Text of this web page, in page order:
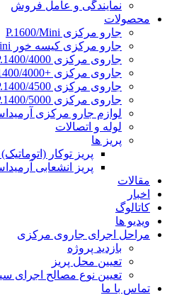
نمایندگی و عامل فروش
محصولات
جارو مرکزی P.1600/Mini
جارو مرکزی کیسه خور P.1600/Mini
جاروی مرکزی ۲P.1400/4000
جاروی مرکزی +۲P.1400/4000
جاروی مرکزی ۳P.1400/4500
جاروی مرکزی ۴P.1400/5000
لوازم جارو مرکزی
لوله و اتصالات
پریز ها
پریز توکار
پریز انشعابی
مقالات
اخبار
کاتالوگ
ویدیو ها
مراحل اجرای جاروی مرکزی
بازدید پروژه
تعیین محل پریز
تعیین نوع مصالح اجرای
تماس با ما